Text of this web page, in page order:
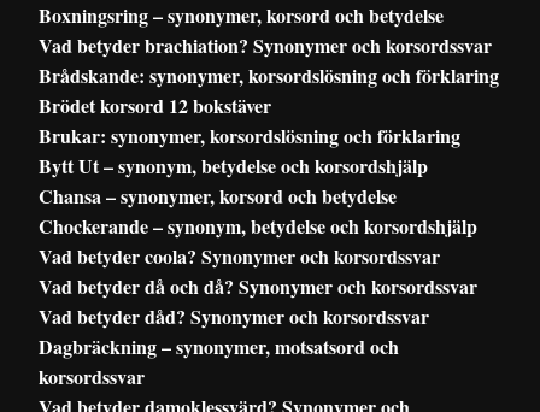
Boxningsring – synonymer, korsord och betydelse
Vad betyder brachiation? Synonymer och korsordssvar
Brådskande: synonymer, korsordslösning och förklaring
Brödet korsord 12 bokstäver
Brukar: synonymer, korsordslösning och förklaring
Bytt Ut – synonym, betydelse och korsordshjälp
Chansa – synonymer, korsord och betydelse
Chockerande – synonym, betydelse och korsordshjälp
Vad betyder coola? Synonymer och korsordssvar
Vad betyder då och då? Synonymer och korsordssvar
Vad betyder dåd? Synonymer och korsordssvar
Dagbräckning – synonymer, motsatsord och
korsordssvar